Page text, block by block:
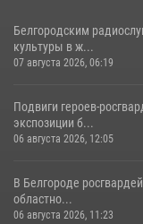
Белгородским
культуры в ж...
07 августа 2026, 06:19
Подвиги
экспозиции б...
06 августа 2026, 12:05
В Белгороде
областно...
06 августа 2026, 11:23